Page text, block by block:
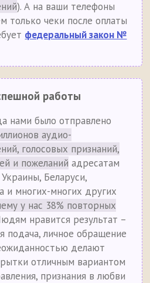
). А на ваши телефоны
только чеки после оплаты
федеральный закон №
работы
нами было отправлено
аудио-
голосовых признаний,
и пожеланий адресатам
Беларуси,
и многих-многих других
у нас 38% повторных
нравится результат –
подача, личное обращение
делают
отличным вариантом
признания в любви